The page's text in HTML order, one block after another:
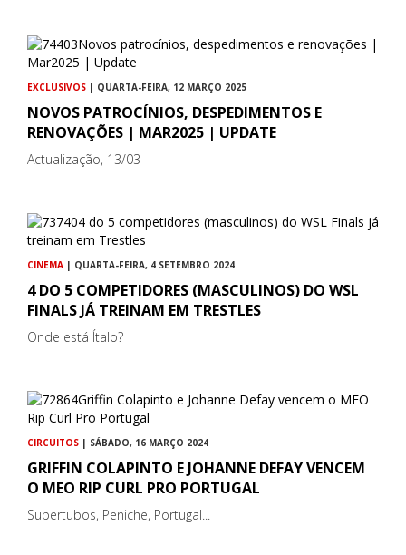
EXCLUSIVOS | QUARTA-FEIRA, 12 MARÇO 2025
NOVOS PATROCÍNIOS, DESPEDIMENTOS E
RENOVAÇÕES | MAR2025 | UPDATE
Actualização, 13/03
CINEMA | QUARTA-FEIRA, 4 SETEMBRO 2024
4 DO 5 COMPETIDORES (MASCULINOS) DO WSL
FINALS JÁ TREINAM EM TRESTLES
Onde está Ítalo?
CIRCUITOS | SÁBADO, 16 MARÇO 2024
GRIFFIN COLAPINTO E JOHANNE DEFAY VENCEM
O MEO RIP CURL PRO PORTUGAL
Supertubos, Peniche, Portugal...